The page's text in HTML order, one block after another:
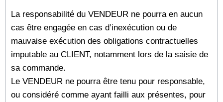
La responsabilité du VENDEUR ne pourra en aucun
cas être engagée en cas d’inexécution ou de
mauvaise exécution des obligations contractuelles
imputable au CLIENT, notamment lors de la saisie de
sa commande.
Le VENDEUR ne pourra être tenu pour responsable,
ou considéré comme ayant failli aux présentes, pour